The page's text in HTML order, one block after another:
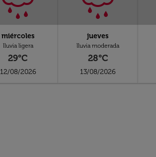
miércoles
lluvia ligera
29°C
12/08/2026
jueves
lluvia moderada
28°C
13/08/2026